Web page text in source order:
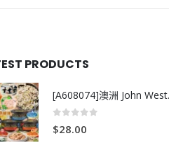
PRODUCTS
$28.00